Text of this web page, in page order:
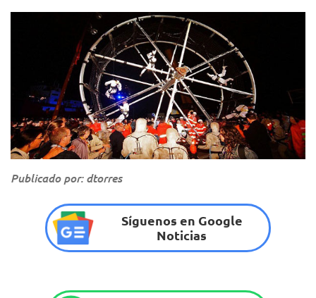
Publicado por: dtorres
Síguenos en Google
Noticias